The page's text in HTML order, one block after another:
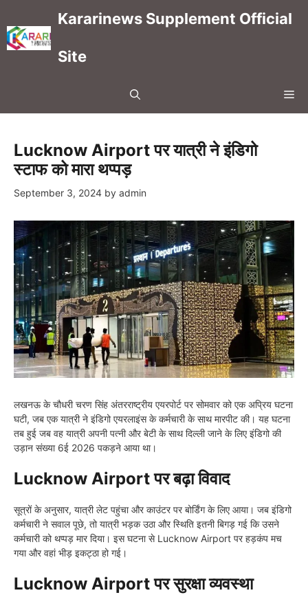
content
Kararinews Supplement Official
Site
Lucknow Airport पर यात्री ने इंडिगो
स्टाफ को मारा थप्पड़
September 3, 2024 by admin
लखनऊ के चौधरी चरण सिंह अंतरराष्ट्रीय एयरपोर्ट पर सोमवार को एक अप्रिय घटना
घटी, जब एक यात्री ने इंडिगो एयरलाइंस के कर्मचारी के साथ मारपीट की। यह घटना
तब हुई जब वह यात्री अपनी पत्नी और बेटी के साथ दिल्ली जाने के लिए इंडिगो की
उड़ान संख्या 6ई 2026 पकड़ने आया था।
Lucknow Airport पर बढ़ा विवाद
सूत्रों के अनुसार, यात्री लेट पहुंचा और काउंटर पर बोर्डिंग के लिए आया। जब इंडिगो
कर्मचारी ने सवाल पूछे, तो यात्री भड़क उठा और स्थिति इतनी बिगड़ गई कि उसने
कर्मचारी को थप्पड़ मार दिया। इस घटना से Lucknow Airport पर हड़कंप मच
गया और वहां भीड़ इकट्ठा हो गई।
Lucknow Airport पर सुरक्षा व्यवस्था